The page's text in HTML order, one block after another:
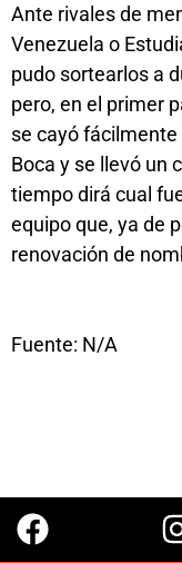
Ante rivales de
Venezuela o
pudo sortearlos a
pero, en el primer
se cayó
Boca y se llevó un
tiempo dirá cual
equipo que, ya de
renovación de
Fuente: N/A